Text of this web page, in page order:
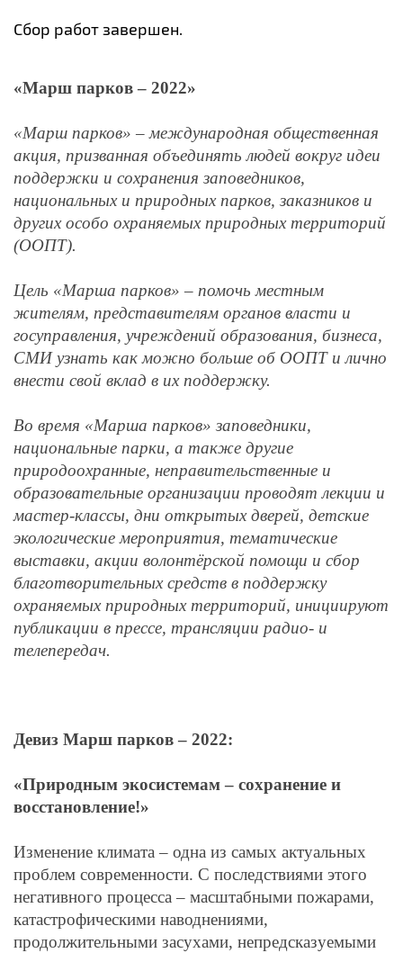
Сбор работ завершен.
«Марш парков – 2022»
«Марш парков» – международная общественная
акция, призванная объединять людей вокруг идеи
поддержки и сохранения заповедников,
национальных и природных парков, заказников и
других особо охраняемых природных территорий
(ООПТ).
Цель «Марша парков» – помочь местным
жителям, представителям органов власти и
госуправления, учреждений образования, бизнеса,
СМИ узнать как можно больше об ООПТ и лично
внести свой вклад в их поддержку.
Во время «Марша парков» заповедники,
национальные парки, а также другие
природоохранные, неправительственные и
образовательные организации проводят лекции и
мастер-классы, дни открытых дверей, детские
экологические мероприятия, тематические
выставки, акции волонтёрской помощи и сбор
благотворительных средств в поддержку
охраняемых природных территорий, инициируют
публикации в прессе, трансляции радио- и
телепередач.
Девиз Марш парков – 2022:
«Природным экосистемам – сохранение и
восстановление!»
Изменение климата – одна из самых актуальных
проблем современности. С последствиями этого
негативного процесса – масштабными пожарами,
катастрофическими наводнениями,
продолжительными засухами, непредсказуемыми